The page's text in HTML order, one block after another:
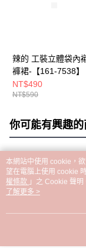
辣的 工裝立體袋內
褲裙-【161-7538】
NT$490
NT$590
你可能有興趣的
熱門標籤
本網站中使用 cookie，
望在電腦上使用 cookie
權條款 」之 Cookie 聲
用條款之 Cookie 聲明使
了解更多 >